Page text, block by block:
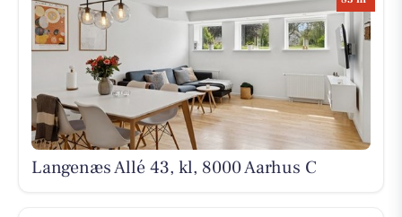
Langenæs Allé 43, kl, 8000 Aarhus C